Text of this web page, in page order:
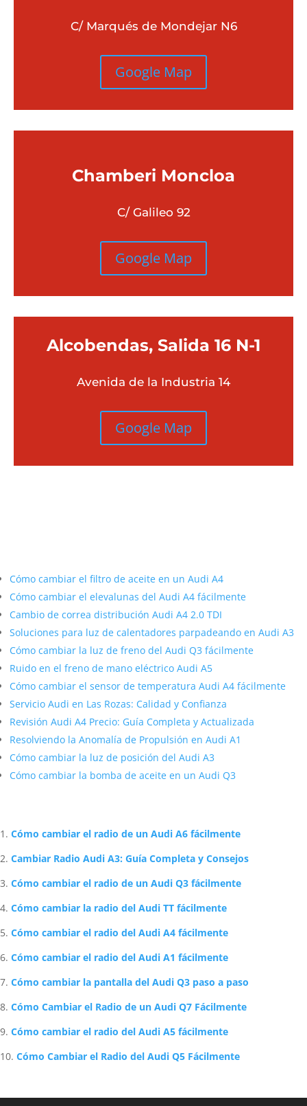
C/ Marqués de Mondejar N6
Google Map
Chamberi Moncloa
C/ Galileo 92
Google Map
Alcobendas, Salida 16 N-1
Avenida de la Industria 14
Google Map
Cómo cambiar el filtro de aceite en un Audi A4
Cómo cambiar el elevalunas del Audi A4 fácilmente
Cambio de correa distribución Audi A4 2.0 TDI
Soluciones para luz de calentadores parpadeando en Audi A3
Cómo cambiar la luz de freno del Audi Q3 fácilmente
Ruido en el freno de mano eléctrico Audi A5
Cómo cambiar el sensor de temperatura Audi A4 fácilmente
Servicio Audi en Las Rozas: Calidad y Confianza
Revisión Audi A4 Precio: Guía Completa y Actualizada
Resolviendo la Anomalía de Propulsión en Audi A1
Cómo cambiar la luz de posición del Audi A3
Cómo cambiar la bomba de aceite en un Audi Q3
Cómo cambiar el radio de un Audi A6 fácilmente
Cambiar Radio Audi A3: Guía Completa y Consejos
Cómo cambiar el radio de un Audi Q3 fácilmente
Cómo cambiar la radio del Audi TT fácilmente
Cómo cambiar el radio del Audi A4 fácilmente
Cómo cambiar el radio del Audi A1 fácilmente
Cómo cambiar la pantalla del Audi Q3 paso a paso
Cómo Cambiar el Radio de un Audi Q7 Fácilmente
Cómo cambiar el radio del Audi A5 fácilmente
Cómo Cambiar el Radio del Audi Q5 Fácilmente